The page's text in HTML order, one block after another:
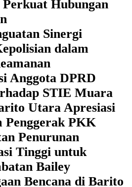
Perkuat Hubungan
Sinergi
dalam
Anggota DPRD
STIE Muara
Utara Apresiasi
PKK
Penurunan
Tinggi untuk
Bailey
Bencana di Barito